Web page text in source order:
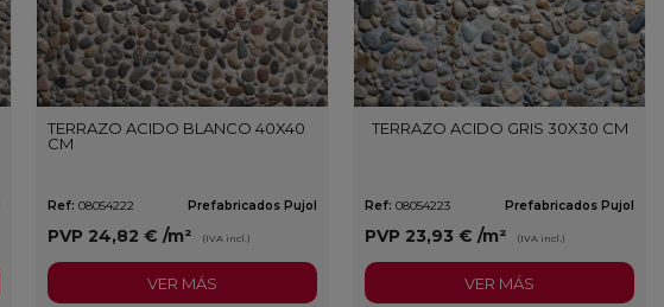
TERRAZO ACIDO BLANCO 40X40
CM
Ref: 08054222 Prefabricados Pujol
PVP 24,82 €/m² (IVA incl.)
VER MÁS
TERRAZO ACIDO GRIS 30X30 CM
Ref: 08054223 Prefabricados Pujol
PVP 23,93 €/m² (IVA incl.)
VER MÁS